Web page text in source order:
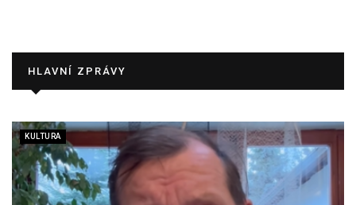
HLAVNÍ ZPRÁVY
KULTURA